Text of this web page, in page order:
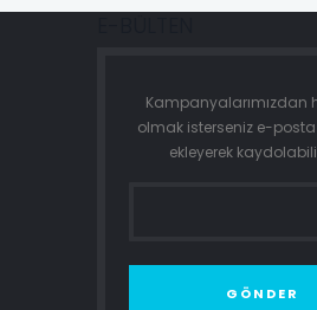
Kampanyalarımızdan
olmak isterseniz e-
ekleyerek
GÖNDER